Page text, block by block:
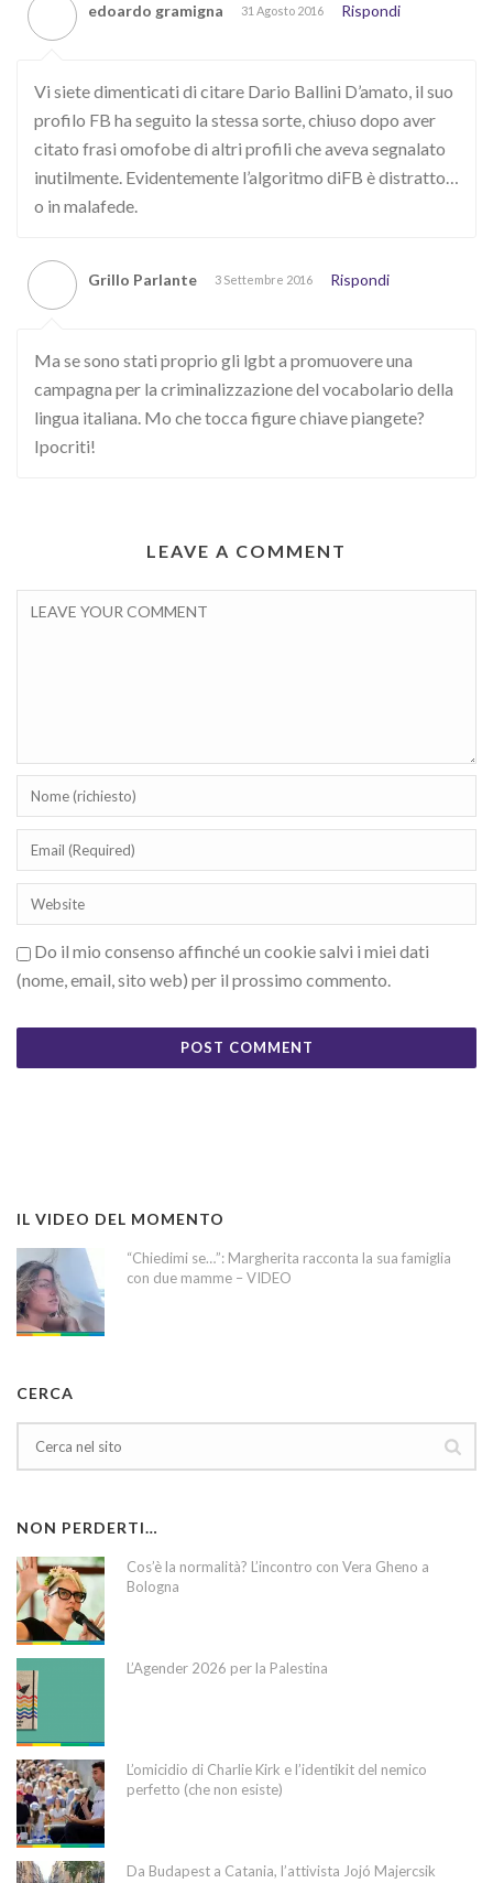
edoardo gramigna 31 Agosto 2016 Rispondi
Vi siete dimenticati di citare Dario Ballini D’amato, il suo
profilo FB ha seguito la stessa sorte, chiuso dopo aver
citato frasi omofobe di altri profili che aveva segnalato
inutilmente. Evidentemente l’algoritmo diFB è distratto…
o in malafede.
Grillo Parlante 3 Settembre 2016 Rispondi
Ma se sono stati proprio gli lgbt a promuovere una
campagna per la criminalizzazione del vocabolario della
lingua italiana. Mo che tocca figure chiave piangete?
Ipocriti!
LEAVE A COMMENT
Do il mio consenso affinché un cookie salvi i miei dati
(nome, email, sito web) per il prossimo commento.
IL VIDEO DEL MOMENTO
“Chiedimi se…”: Margherita racconta la sua famiglia
con due mamme – VIDEO
CERCA
NON PERDERTI…
Cos’è la normalità? L’incontro con Vera Gheno a
Bologna
L’Agender 2026 per la Palestina
L’omicidio di Charlie Kirk e l’identikit del nemico
perfetto (che non esiste)
Da Budapest a Catania, l’attivista Jojó Majercsik